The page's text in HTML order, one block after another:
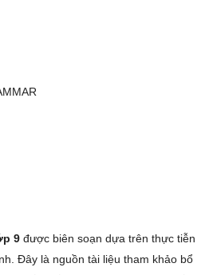
9 được biên soạn dựa trên thực tiễn
Đây là nguồn tài liệu tham khảo bổ